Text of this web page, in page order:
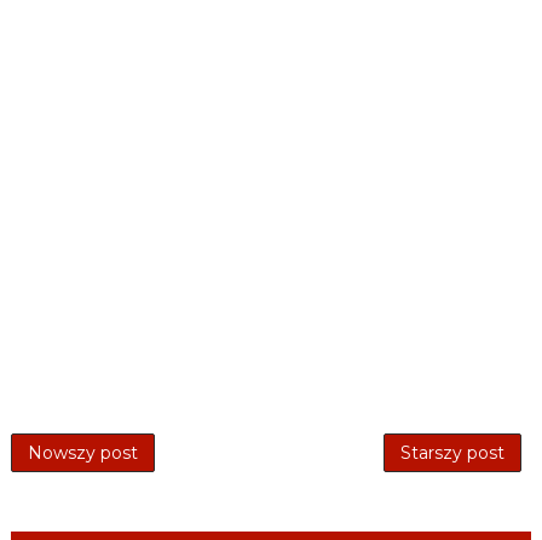
Nowszy post Starszy post